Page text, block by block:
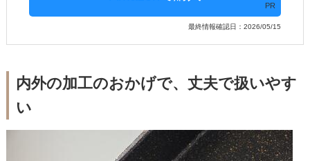
PR
最終情報確認日：2026/05/15
内外の加工のおかげで、丈夫で扱いやす
い